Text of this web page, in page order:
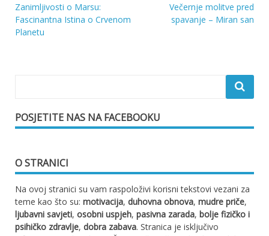
Navigacija
objava
Zanimljivosti o Marsu:
Fascinantna Istina o Crvenom
Planetu
Večernje molitve pred
spavanje – Miran san
POSJETITE NAS NA FACEBOOKU
O STRANICI
Na ovoj stranici su vam raspoloživi korisni tekstovi vezani za
teme kao što su: motivacija, duhovna obnova, mudre priče,
ljubavni savjeti, osobni uspjeh, pasivna zarada, bolje fizičko i
psihičko zdravlje, dobra zabava. Stranica je isključivo